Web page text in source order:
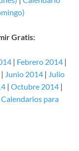
Gratis:
| Febrero 2014|
| Junio 2014 | Julio
| Octubre 2014|
Calendarios para